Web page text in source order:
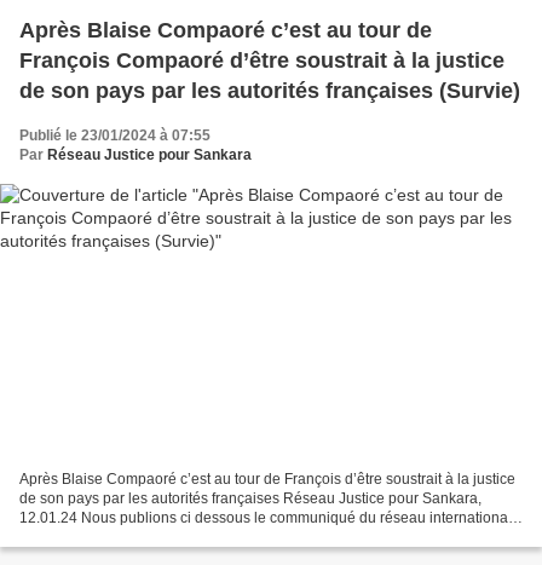
Après Blaise Compaoré c’est au tour de
François Compaoré d’être soustrait à la justice
de son pays par les autorités françaises (Survie)
Publié le 23/01/2024 à 07:55
Par Réseau Justice pour Sankara
Après Blaise Compaoré c’est au tour de François d’être soustrait à la justice
de son pays par les autorités françaises Réseau Justice pour Sankara,
12.01.24 Nous publions ci dessous le communiqué du réseau international